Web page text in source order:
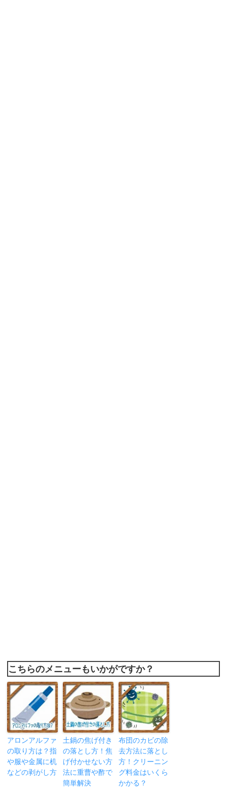
こちらのメニューもいかがですか？
アロンアルファ
の取り方は？指
や服や金属に机
などの剥がし方
土鍋の焦げ付き
の落とし方！焦
げ付かせない方
法に重曹や酢で
簡単解決
布団のカビの除
去方法に落とし
方！クリーニン
グ料金はいくら
かかる？